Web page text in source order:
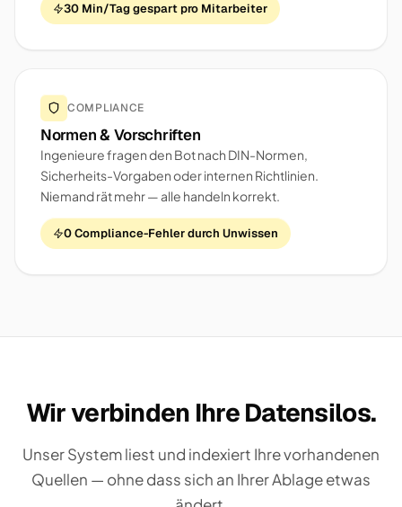
30 Min/Tag gespart pro Mitarbeiter
COMPLIANCE
Normen & Vorschriften
Ingenieure fragen den Bot nach DIN-Normen,
Sicherheits-Vorgaben oder internen Richtlinien.
Niemand rät mehr — alle handeln korrekt.
0 Compliance-Fehler durch Unwissen
Wir verbinden Ihre Datensilos.
Unser System liest und indexiert Ihre vorhandenen
Quellen — ohne dass sich an Ihrer Ablage etwas